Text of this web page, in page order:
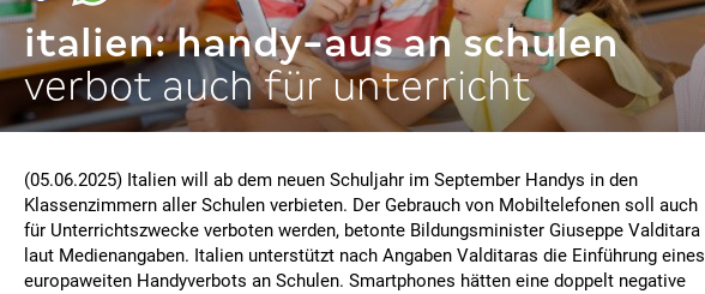
italien: handy-aus an schulen
verbot auch für unterricht
(05.06.2025) Italien will ab dem neuen Schuljahr im September Handys in den
Klassenzimmern aller Schulen verbieten. Der Gebrauch von Mobiltelefonen soll auch
für Unterrichtszwecke verboten werden, betonte Bildungsminister Giuseppe Valditara
laut Medienangaben. Italien unterstützt nach Angaben Valditaras die Einführung eines
europaweiten Handyverbots an Schulen. Smartphones hätten eine doppelt negative